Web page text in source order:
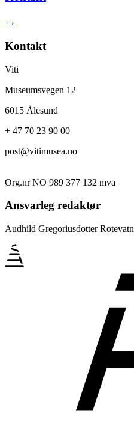
→
Kontakt
Viti
Museumsvegen 12
6015 Ålesund
+ 47 70 23 90 00
post@vitimusea.no
Org.nr NO 989 377 132 mva
Ansvarleg redaktør
Audhild Gregoriusdotter Rotevatn